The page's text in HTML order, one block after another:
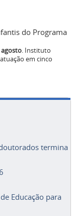
do Programa
agosto. Instituto
em cinco
termina
Educação para